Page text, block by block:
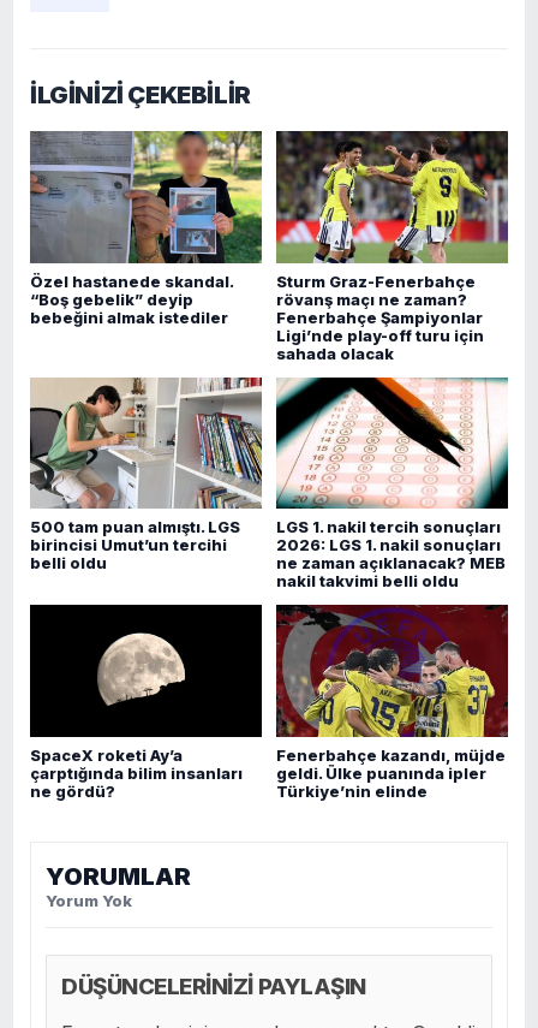
İLGİNİZİ ÇEKEBİLİR
Özel hastanede skandal.
“Boş gebelik” deyip
bebeğini almak istediler
Sturm Graz-Fenerbahçe
rövanş maçı ne zaman?
Fenerbahçe Şampiyonlar
Ligi’nde play-off turu için
sahada olacak
500 tam puan almıştı. LGS
birincisi Umut’un tercihi
belli oldu
LGS 1. nakil tercih sonuçları
2026: LGS 1. nakil sonuçları
ne zaman açıklanacak? MEB
nakil takvimi belli oldu
SpaceX roketi Ay’a
çarptığında bilim insanları
ne gördü?
Fenerbahçe kazandı, müjde
geldi. Ülke puanında ipler
Türkiye’nin elinde
YORUMLAR
Yorum Yok
DÜŞÜNCELERİNİZİ PAYLAŞIN